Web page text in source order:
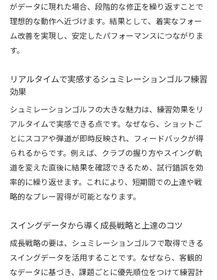
がデータに現れた場合、段階的な修正を繰り返すことで
理想的な動作へ近づけます。結果として、着実なフォー
ム改善を実現し、安定したパフォーマンスにつながりま
す。
リアルタイムで実感するシュミレーションゴルフ練習
効果
シュミレーションゴルフの大きな魅力は、練習効果をリ
アルタイムで実感できる点です。なぜなら、ショットご
とにスコアや弾道が即時反映され、フィードバックが得
られるからです。例えば、クラブの握り方やスイング軌
道を変えた直後に結果を確認できるため、試行錯誤を効
率的に繰り返せます。これにより、短期間での上達や戦
略的なプレー習得が可能となります。
スイングデータから導く成長戦略と上達のコツ
成長戦略の要は、シュミレーションゴルフで取得できる
スイングデータを活用することです。なぜなら、客観的
なデータに基づき、課題ごとに優先順位をつけて練習計